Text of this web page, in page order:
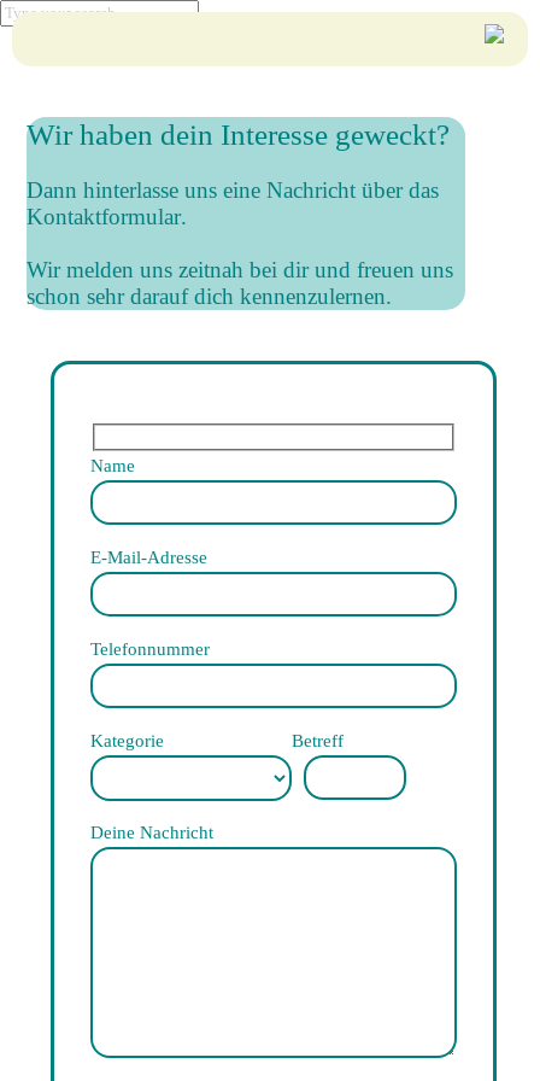
Wir haben dein Interesse geweckt?
Dann hinterlasse uns eine Nachricht über das
Kontaktformular.
Wir melden uns zeitnah bei dir und freuen uns
schon sehr darauf dich kennenzulernen.
Name
E-Mail-Adresse
Telefonnummer
Kategorie Betreff
Deine Nachricht